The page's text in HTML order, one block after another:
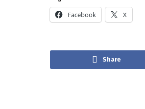
Facebook X
Share